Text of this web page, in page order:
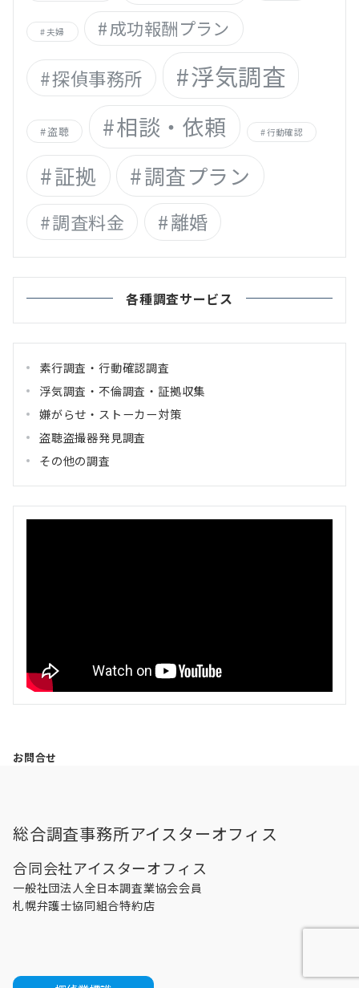
夫婦 成功報酬プラン
探偵事務所 浮気調査
盗聴 相談・依頼 行動確認
証拠 調査プラン
調査料金 離婚
各種調査サービス
素行調査・行動確認調査
浮気調査・不倫調査・証拠収集
嫌がらせ・ストーカー対策
盗聴盗撮器発見調査
その他の調査
お問合せ
総合調査事務所アイスターオフィス
合同会社アイスターオフィス
一般社団法人全日本調査業協会会員
札幌弁護士協同組合特約店